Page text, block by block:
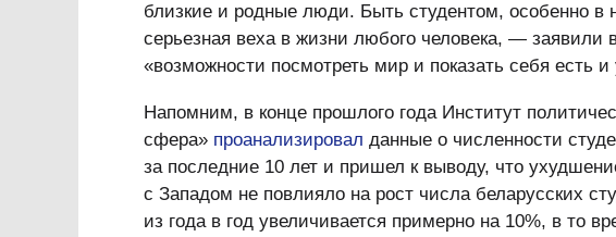
близкие и родные люди. Быть студентом, особенно в
серьезная веха в жизни любого человека, — заявили
«возможности посмотреть мир и показать себя есть и
Напомним, в конце прошлого года Институт
сфера» проанализировал данные о численности
за последние 10 лет и пришел к выводу, что
с Западом не повлияло на рост числа беларусских
из года в год увеличивается примерно на 10%, в то